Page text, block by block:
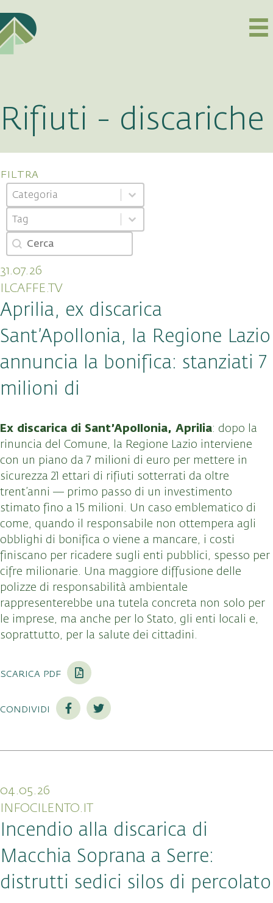
Rifiuti - discariche
filtra
Categoria
Select content
Select content
Tag
Select content
Select content
Cerca
Search content
31.07.26
ILCAFFE.TV
Aprilia, ex discarica
Sant’Apollonia, la Regione Lazio
annuncia la bonifica: stanziati 7
milioni di
Ex discarica di Sant’Apollonia, Aprilia: dopo la
rinuncia del Comune, la Regione Lazio interviene
con un piano da 7 milioni di euro per mettere in
sicurezza 21 ettari di rifiuti sotterrati da oltre
trent’anni — primo passo di un investimento
stimato fino a 15 milioni. Un caso emblematico di
come, quando il responsabile non ottempera agli
obblighi di bonifica o viene a mancare, i costi
finiscano per ricadere sugli enti pubblici, spesso per
cifre milionarie. Una maggiore diffusione delle
polizze di responsabilità ambientale
rappresenterebbe una tutela concreta non solo per
le imprese, ma anche per lo Stato, gli enti locali e,
soprattutto, per la salute dei cittadini.
scarica pdf
condividi
04.05.26
INFOCILENTO.IT
Incendio alla discarica di
Macchia Soprana a Serre:
distrutti sedici silos di percolato